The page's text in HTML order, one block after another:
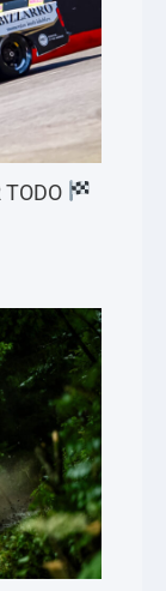
TODO